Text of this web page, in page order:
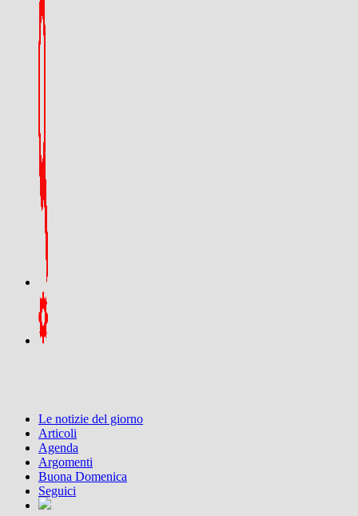
Le notizie del giorno
Articoli
Agenda
Argomenti
Buona Domenica
Seguici